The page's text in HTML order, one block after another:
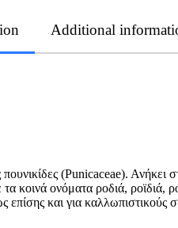
Additional
πουνικίδες (Punicaceae).
κοινά ονόματα ροδιά, ροϊδιά,
και για καλλωπιστικούς